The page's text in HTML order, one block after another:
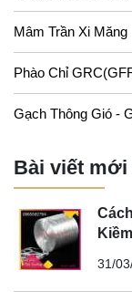
Mâm Trần Xi Măng
Phào Chỉ
Gạch Thông Gió -
Bài viết mới
31/